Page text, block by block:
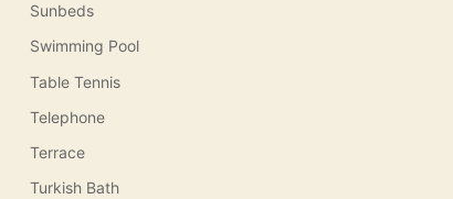
Sunbeds
Swimming Pool
Table Tennis
Telephone
Terrace
Turkish Bath